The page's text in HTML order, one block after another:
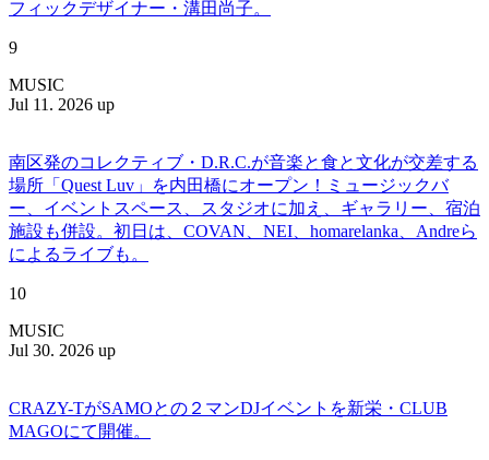
フィックデザイナー・溝田尚子。
9
MUSIC
Jul 11. 2026 up
南区発のコレクティブ・D.R.C.が⾳楽と⾷と⽂化が交差する
場所「Quest Luv」を内田橋にオープン！ミュージックバ
ー、イベントスペース、スタジオに加え、ギャラリー、宿泊
施設も併設。初日は、COVAN、NEI、homarelanka、Andreら
によるライブも。
10
MUSIC
Jul 30. 2026 up
CRAZY-TがSAMOとの２マンDJイベントを新栄・CLUB
MAGOにて開催。